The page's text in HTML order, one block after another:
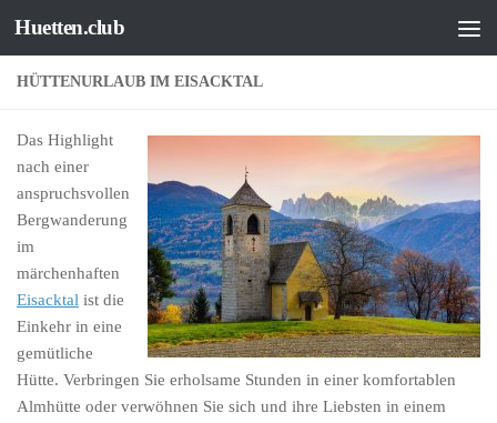
Zum Inhalt springen
Huetten.club
HÜTTENURLAUB IM EISACKTAL
Das Highlight
nach einer
anspruchsvollen
Bergwanderung
im
märchenhaften
Eisacktal ist die
Einkehr in eine
gemütliche
Hütte. Verbringen Sie erholsame Stunden in einer komfortablen
Almhütte oder verwöhnen Sie sich und ihre Liebsten in einem